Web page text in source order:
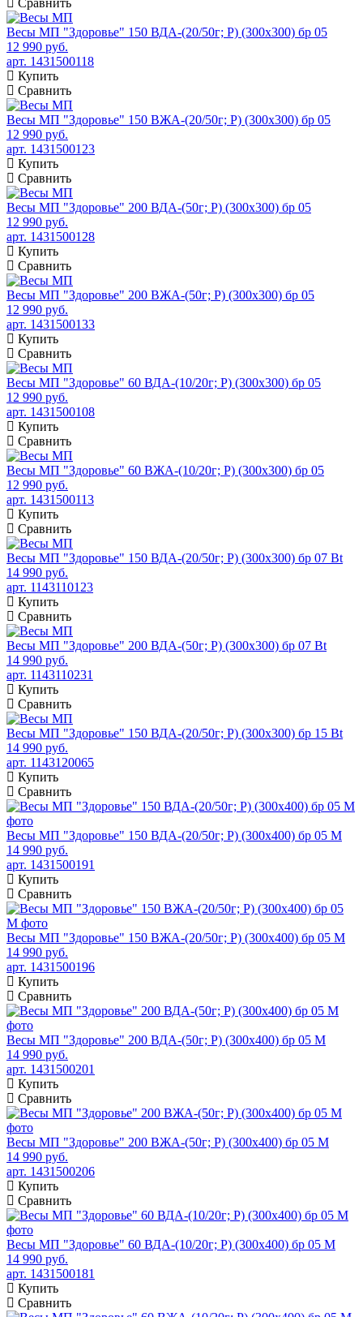
Весы МП "Здоровье" 150 ВДА-(20/50г; Р) (300х300) бр 05
12 990 руб.
арт. 1431500118
Купить
Сравнить
Весы МП "Здоровье" 150 ВЖА-(20/50г; Р) (300х300) бр 05
12 990 руб.
арт. 1431500123
Купить
Сравнить
Весы МП "Здоровье" 200 ВДА-(50г; Р) (300х300) бр 05
12 990 руб.
арт. 1431500128
Купить
Сравнить
Весы МП "Здоровье" 200 ВЖА-(50г; Р) (300х300) бр 05
12 990 руб.
арт. 1431500133
Купить
Сравнить
Весы МП "Здоровье" 60 ВДА-(10/20г; Р) (300х300) бр 05
12 990 руб.
арт. 1431500108
Купить
Сравнить
Весы МП "Здоровье" 60 ВЖА-(10/20г; Р) (300х300) бр 05
12 990 руб.
арт. 1431500113
Купить
Сравнить
Весы МП "Здоровье" 150 ВДА-(20/50г; Р) (300х300) бр 07 Bt
14 990 руб.
арт. 1143110123
Купить
Сравнить
Весы МП "Здоровье" 200 ВДА-(50г; Р) (300х300) бр 07 Bt
14 990 руб.
арт. 1143110231
Купить
Сравнить
Весы МП "Здоровье" 150 ВДА-(20/50г; Р) (300х300) бр 15 Bt
14 990 руб.
арт. 1143120065
Купить
Сравнить
Весы МП "Здоровье" 150 ВДА-(20/50г; Р) (300х400) бр 05 М
14 990 руб.
арт. 1431500191
Купить
Сравнить
Весы МП "Здоровье" 150 ВЖА-(20/50г; Р) (300х400) бр 05 М
14 990 руб.
арт. 1431500196
Купить
Сравнить
Весы МП "Здоровье" 200 ВДА-(50г; Р) (300х400) бр 05 М
14 990 руб.
арт. 1431500201
Купить
Сравнить
Весы МП "Здоровье" 200 ВЖА-(50г; Р) (300х400) бр 05 М
14 990 руб.
арт. 1431500206
Купить
Сравнить
Весы МП "Здоровье" 60 ВДА-(10/20г; Р) (300х400) бр 05 М
14 990 руб.
арт. 1431500181
Купить
Сравнить